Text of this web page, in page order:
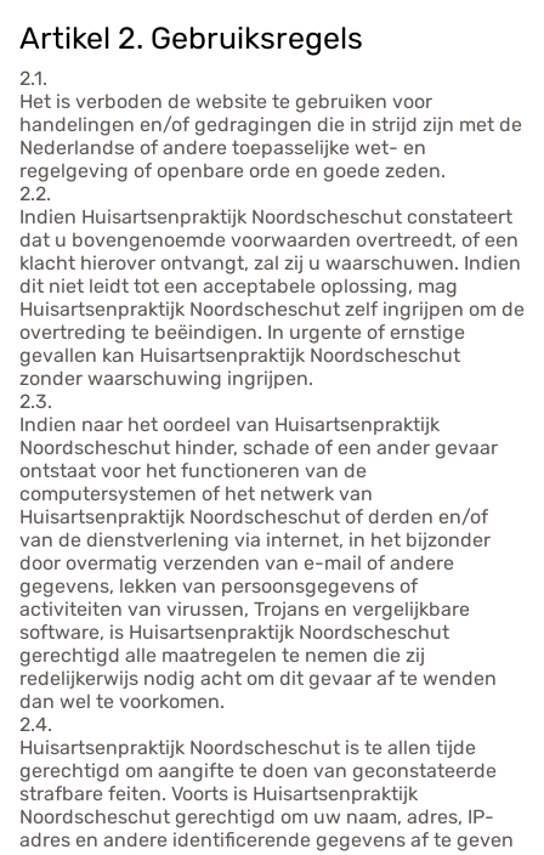
Artikel 2. Gebruiksregels
2.1.
Het is verboden de website te gebruiken voor
handelingen en/of gedragingen die in strijd zijn met de
Nederlandse of andere toepasselijke wet- en
regelgeving of openbare orde en goede zeden.
2.2.
Indien Huisartsenpraktijk Noordscheschut constateert
dat u bovengenoemde voorwaarden overtreedt, of een
klacht hierover ontvangt, zal zij u waarschuwen. Indien
dit niet leidt tot een acceptabele oplossing, mag
Huisartsenpraktijk Noordscheschut zelf ingrijpen om de
overtreding te beëindigen. In urgente of ernstige
gevallen kan Huisartsenpraktijk Noordscheschut
zonder waarschuwing ingrijpen.
2.3.
Indien naar het oordeel van Huisartsenpraktijk
Noordscheschut hinder, schade of een ander gevaar
ontstaat voor het functioneren van de
computersystemen of het netwerk van
Huisartsenpraktijk Noordscheschut of derden en/of
van de dienstverlening via internet, in het bijzonder
door overmatig verzenden van e-mail of andere
gegevens, lekken van persoonsgegevens of
activiteiten van virussen, Trojans en vergelijkbare
software, is Huisartsenpraktijk Noordscheschut
gerechtigd alle maatregelen te nemen die zij
redelijkerwijs nodig acht om dit gevaar af te wenden
dan wel te voorkomen.
2.4.
Huisartsenpraktijk Noordscheschut is te allen tijde
gerechtigd om aangifte te doen van geconstateerde
strafbare feiten. Voorts is Huisartsenpraktijk
Noordscheschut gerechtigd om uw naam, adres, IP-
adres en andere identificerende gegevens af te geven